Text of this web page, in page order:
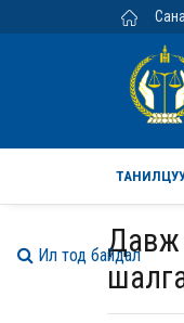
Үндсэн агуулга руу
Давж
Ил тод байдал